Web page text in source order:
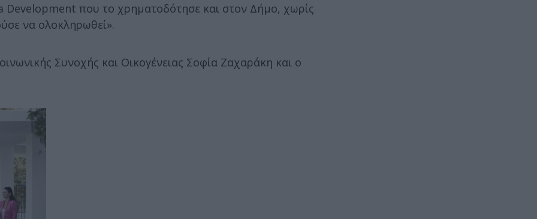
Development που το χρηματοδότησε και στον Δήμο, χωρίς
να ολοκληρωθεί».
Συνοχής και Οικογένειας Σοφία Ζαχαράκη και ο